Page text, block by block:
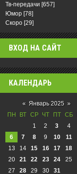
Тв-передачи [657]
Юмор [78]
Скоро [29]
ВХОД НА САЙТ
КАЛЕНДАРЬ
« Январь 2025 »
ПН
ВТ СР ЧТ ПТ СБ
1
2 3 4
6
7 8 9 10 11
13
14 15 16 17 18
20
21 22 23 24 25
27
28 29 30 31